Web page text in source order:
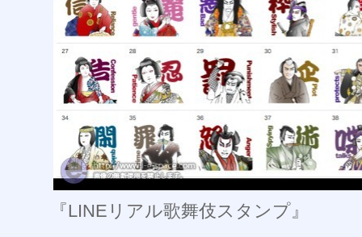
『LINEリアル歌舞伎スタンプ』